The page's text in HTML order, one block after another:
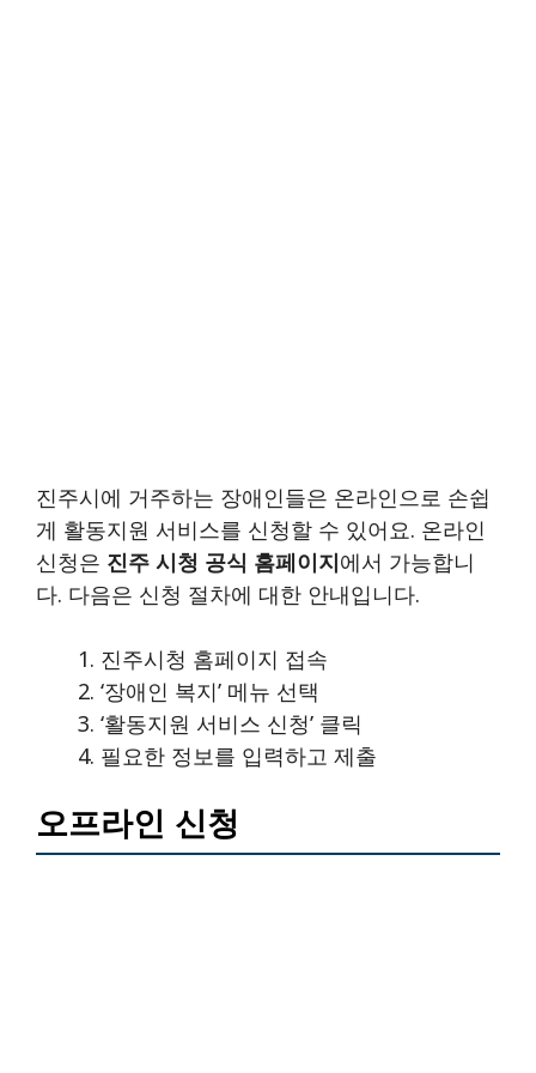
진주시에 거주하는 장애인들은 온라인으로 손쉽
게 활동지원 서비스를 신청할 수 있어요. 온라인
신청은 진주 시청 공식 홈페이지에서 가능합니
다. 다음은 신청 절차에 대한 안내입니다.
진주시청 홈페이지 접속
‘장애인 복지’ 메뉴 선택
‘활동지원 서비스 신청’ 클릭
필요한 정보를 입력하고 제출
오프라인 신청